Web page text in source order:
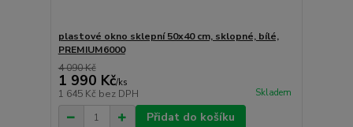
plastové okno sklepní 50x40 cm, sklopné, bílé,
PREMIUM6000
4 090 Kč
1 990 Kč/ks
1 645 Kč bez DPH Skladem
Přidat do košíku